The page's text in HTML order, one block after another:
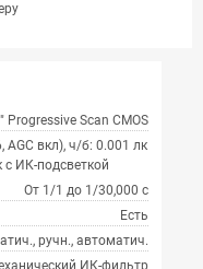
Progressive Scan CMOS
AGC вкл), ч/б: 0.001 лк
с ИК-подсветкой
От 1/1 до 1/30,000 с
Есть
ручн., автоматич.